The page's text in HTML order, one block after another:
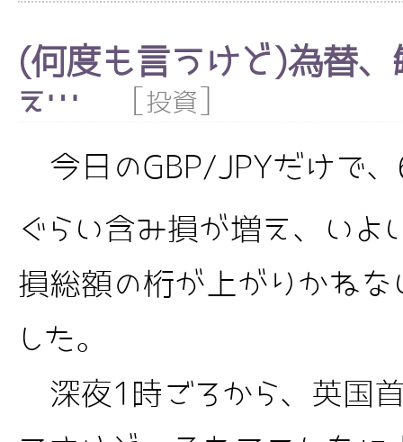
(何度も言うけど)為替、
ぇ…
投資
今日のGBP/JPYだけで
ぐらい含み損が増え、いよ
損総額の桁が上がりかねな
した。
深夜1時ごろから、英国